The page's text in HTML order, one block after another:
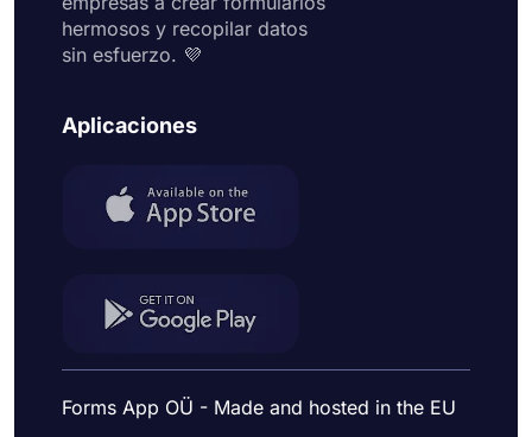
hermosos y recopilar datos
sin esfuerzo. 💜
Aplicaciones
Forms App OÜ - Made and hosted in the EU